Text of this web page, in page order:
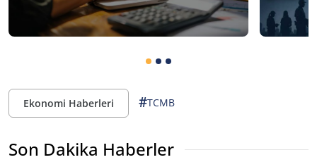
Ekonomi Haberleri #TCMB
Son Dakika Haberler